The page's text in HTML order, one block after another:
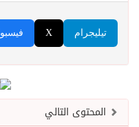
X تيليجرام
المحتوى التالي